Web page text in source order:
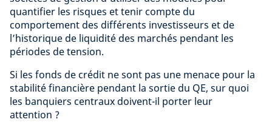
quantifier les risques et tenir compte du
comportement des différents investisseurs et de
l’historique de liquidité des marchés pendant les
périodes de tension.
Si les fonds de crédit ne sont pas une menace pour la
stabilité financière pendant la sortie du QE, sur quoi
les banquiers centraux doivent-il porter leur
attention ?